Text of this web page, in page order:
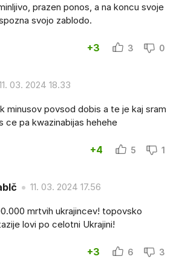
prazen ponos, a na koncu svoje
svojo zablodo.
+3 3 0
03. 2024 18.33
minusov povsod dobis a te je kaj sram
ce pa kwazinabijas hehehe
+4 5 1
11. 03. 2024 17.56
mrtvih ukrajincev! topovsko
lovi po celotni Ukrajini!
+3 6 3